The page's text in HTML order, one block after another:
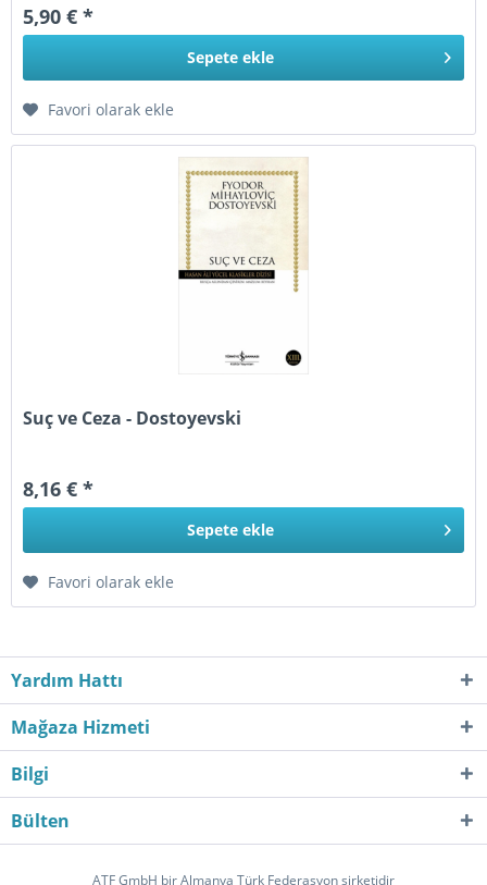
5,90 € *
Sepete ekle
Favori olarak ekle
Suç ve Ceza - Dostoyevski
8,16 € *
Sepete ekle
Favori olarak ekle
Yardım Hattı
Mağaza Hizmeti
Bilgi
Bülten
ATF GmbH bir Almanya Türk Federasyon şirketidir